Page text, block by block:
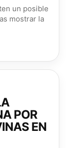
un posible
mostrar la
POR
EN